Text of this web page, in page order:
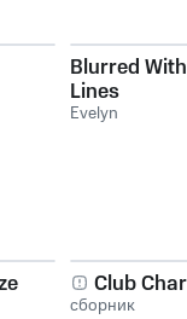
Blurred
Lines
Evelyn
Club
сборник